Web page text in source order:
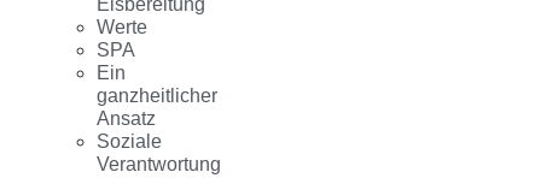
Eisbereitung
Werte
SPA
Ein
ganzheitlicher
Ansatz
Soziale
Verantwortung